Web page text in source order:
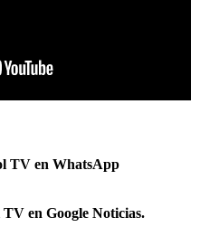
TV en WhatsApp
en Google Noticias.